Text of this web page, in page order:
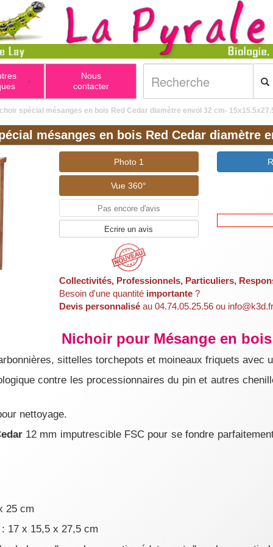
+
Nous
contacter
spécial mésanges en bois Red Cedar diamètre envol 32 cm-
mésanges en bois Red Cedar diamètre
Photo 1
Vue 360°
Pas encore d'avis
Ecrire un avis
Collectivités, Professionnels, Particuliers,
Besoin d'une quantité importante ?
Devis personnalisé au 04.74.05.25.56 ou info@k3d.fr
Nichoir pour Mésange en
sittelles torchepots et moineaux friquets avec
contre les processionnaires du pin et autres
nettoyage.
12 mm imputrescible FSC pour se fondre
25 cm
17 x 15,5 x 27,5 cm